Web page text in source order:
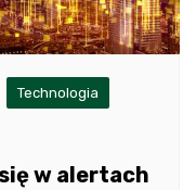
Technologia
w alertach